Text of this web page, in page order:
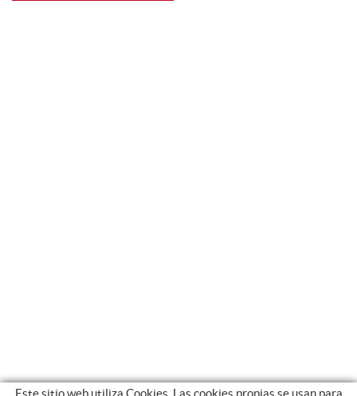
Este sitio web utiliza Cookies. Las cookies propias se usan para